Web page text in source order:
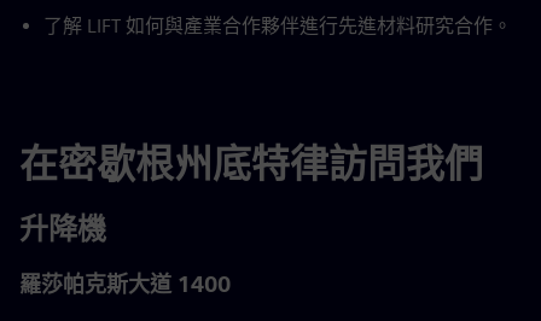
了解 LIFT 如何與產業合作夥伴進行先進材料研究合作。
在密歇根州底特律訪問我們
升降機
羅莎帕克斯大道 1400